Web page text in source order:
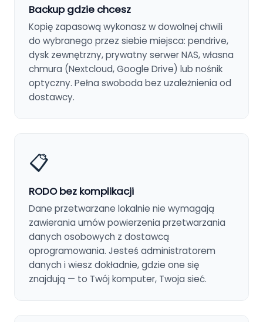
Backup gdzie chcesz
Kopię zapasową wykonasz w dowolnej chwili
do wybranego przez siebie miejsca: pendrive,
dysk zewnętrzny, prywatny serwer NAS, własna
chmura (Nextcloud, Google Drive) lub nośnik
optyczny. Pełna swoboda bez uzależnienia od
dostawcy.
📋
RODO bez komplikacji
Dane przetwarzane lokalnie nie wymagają
zawierania umów powierzenia przetwarzania
danych osobowych z dostawcą
oprogramowania. Jesteś administratorem
danych i wiesz dokładnie, gdzie one się
znajdują — to Twój komputer, Twoja sieć.